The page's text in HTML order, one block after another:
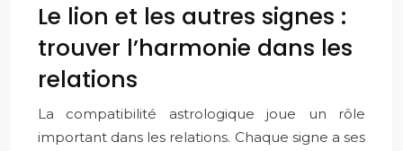
Le lion et les autres signes :
trouver l’harmonie dans les
relations
La compatibilité astrologique joue un rôle
important dans les relations. Chaque signe a ses